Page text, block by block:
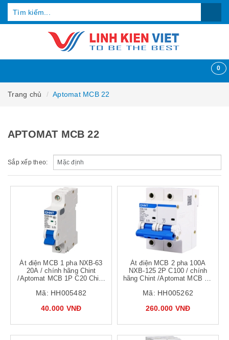
0
Trang chủ Aptomat MCB 22
APTOMAT MCB 22
Sắp xếp theo:
Át điện MCB 1 pha NXB-63
20A / chính hãng Chint
/Aptomat MCB 1P C20 Chint
Mã: HH005482
40.000 VNĐ
Át điện MCB 2 pha 100A
NXB-125 2P C100 / chính
hãng Chint /Aptomat MCB 2P
Mã: HH005262
260.000 VNĐ